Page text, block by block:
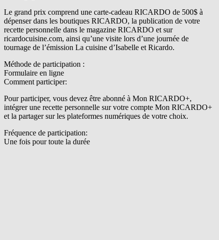
Le grand prix comprend une carte-cadeau RICARDO de 500$ à
dépenser dans les boutiques RICARDO, la publication de votre
recette personnelle dans le magazine RICARDO et sur
ricardocuisine.com, ainsi qu’une visite lors d’une journée de
tournage de l’émission La cuisine d’Isabelle et Ricardo.
Méthode de participation :
Formulaire en ligne
Comment participer:
Pour participer, vous devez être abonné à Mon RICARDO+,
intégrer une recette personnelle sur votre compte Mon RICARDO+
et la partager sur les plateformes numériques de votre choix.
Fréquence de participation:
Une fois pour toute la durée